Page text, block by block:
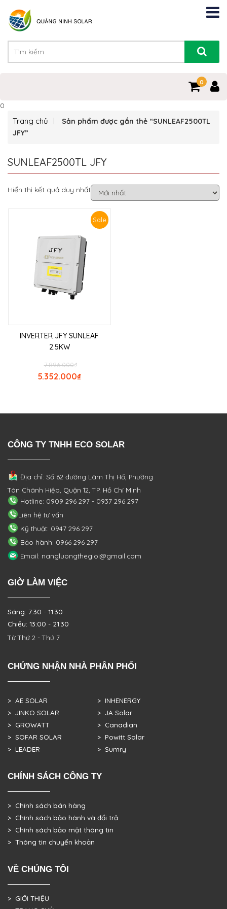
0
0
Trang chủ
Sản phẩm được gắn thẻ “SUNLEAF2500TL
JFY”
SUNLEAF2500TL JFY
Hiển thị kết quả duy nhất
Sale
INVERTER JFY SUNLEAF
2.5KW
₫
7.896.000
₫
5.352.000
CÔNG TY TNHH ECO SOLAR
Địa chỉ: Số 62 đường Lâm Thị Hố, Phường
Tân Chánh Hiệp, Quận 12, TP. Hồ Chí Minh
Hotline: 0909 296 297 - 0937 296 297
Liên hệ tư vấn
Kỹ thuật: 0947 296 297
Bảo hành: 0966 296 297
Email: nangluongthegioi@gmail.com
GIỜ LÀM VIỆC
Sáng: 7:30 - 11:30
Chiều: 13:00 - 21:30
Từ Thứ 2 - Thứ 7
CHỨNG NHẬN NHÀ PHÂN PHỐI
> AE SOLAR
> JINKO SOLAR
> GROWATT
> SOFAR SOLAR
> LEADER
> INHENERGY
> JA Solar
> Canadian
> Powitt Solar
> Sumry
CHÍNH SÁCH CÔNG TY
> Chính sách bán hàng
> Chính sách bảo hành và đổi trả
> Chính sách bảo mật thông tin
> Thông tin chuyển khoản
VỀ CHÚNG TÔI
> GIỚI THIỆU